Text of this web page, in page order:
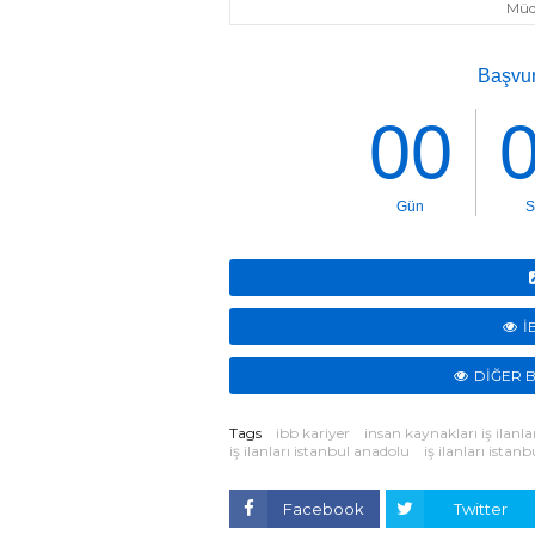
DİĞER
Tags ibb kariyer insan kaynakları iş
iş ilanları istanbul anadolu
iş ilanları
Facebook Twitter